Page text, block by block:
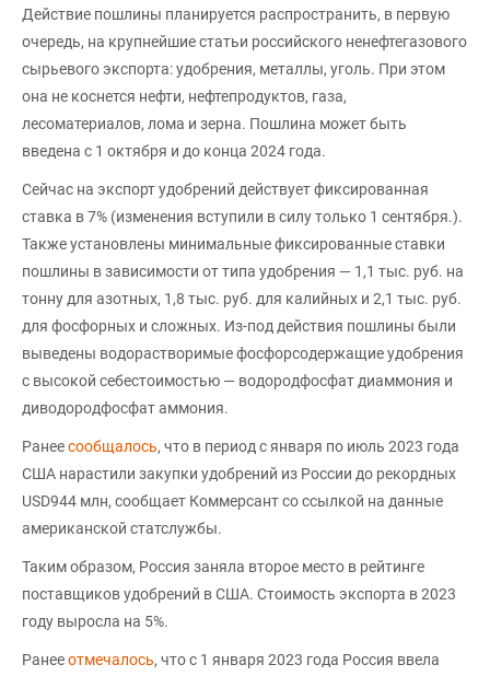
Действие пошлины планируется распространить, в первую
очередь, на крупнейшие статьи российского ненефтегазового
сырьевого экспорта: удобрения, металлы, уголь. При этом
она не коснется нефти, нефтепродуктов, газа,
лесоматериалов, лома и зерна. Пошлина может быть
введена с 1 октября и до конца 2024 года.
Сейчас на экспорт удобрений действует фиксированная
ставка в 7% (изменения вступили в силу только 1 сентября.).
Также установлены минимальные фиксированные ставки
пошлины в зависимости от типа удобрения — 1,1 тыс. руб. на
тонну для азотных, 1,8 тыс. руб. для калийных и 2,1 тыс. руб.
для фосфорных и сложных. Из-под действия пошлины были
выведены водорастворимые фосфорсодержащие удобрения
с высокой себестоимостью — водородфосфат диаммония и
диводородфосфат аммония.
Ранеесообщалось, что в период с января по июль 2023 года
США нарастили закупки удобрений из России до рекордных
USD944 млн, сообщает Коммерсант со ссылкой на данные
американской статслужбы.
Таким образом, Россия заняла второе место в рейтинге
поставщиков удобрений в США. Стоимость экспорта в 2023
году выросла на 5%.
Ранееотмечалось, что с 1 января 2023 года Россия ввела